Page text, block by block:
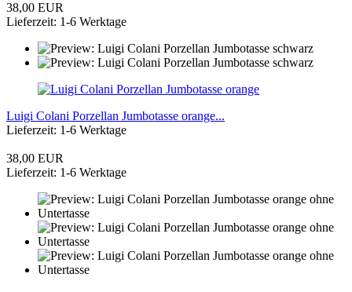
38,00 EUR
Lieferzeit: 1-6 Werktage
Luigi Colani Porzellan Jumbotasse orange...
Lieferzeit: 1-6 Werktage
38,00 EUR
Lieferzeit: 1-6 Werktage